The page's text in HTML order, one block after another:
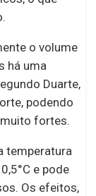
o volume
há uma
Duarte,
podendo
fortes.
temperatura
e pode
Os efeitos,